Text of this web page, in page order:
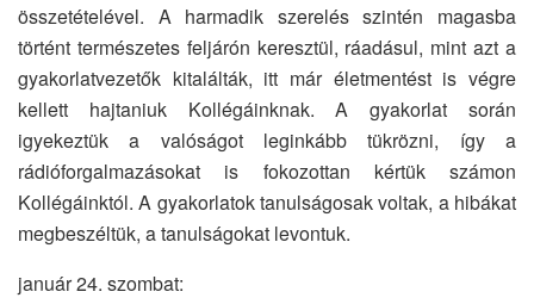
összetételével. A harmadik szerelés szintén magasba
történt természetes feljárón keresztül, ráadásul, mint azt a
gyakorlatvezetők kitalálták, itt már életmentést is végre
kellett hajtaniuk Kollégáinknak. A gyakorlat során
igyekeztük a valóságot leginkább tükrözni, így a
rádióforgalmazásokat is fokozottan kértük számon
Kollégáinktól. A gyakorlatok tanulságosak voltak, a hibákat
megbeszéltük, a tanulságokat levontuk.
január 24. szombat: